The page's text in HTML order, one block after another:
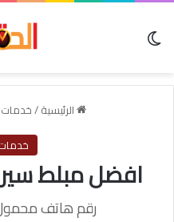
الرئيسية/
خدمات
افضل مبلط
رقم هاتف